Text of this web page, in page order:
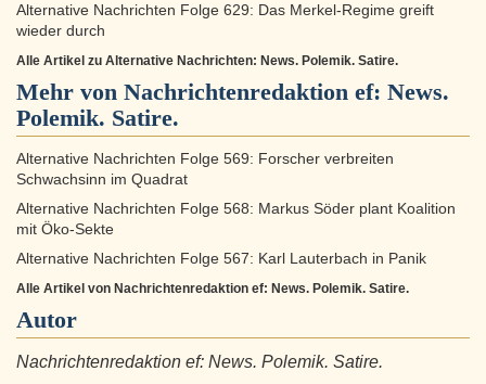
Alternative Nachrichten Folge 629: Das Merkel-Regime greift
wieder durch
Alle Artikel zu Alternative Nachrichten: News. Polemik. Satire.
Mehr von Nachrichtenredaktion ef: News.
Polemik. Satire.
Alternative Nachrichten Folge 569: Forscher verbreiten
Schwachsinn im Quadrat
Alternative Nachrichten Folge 568: Markus Söder plant Koalition
mit Öko-Sekte
Alternative Nachrichten Folge 567: Karl Lauterbach in Panik
Alle Artikel von Nachrichtenredaktion ef: News. Polemik. Satire.
Autor
Nachrichtenredaktion ef: News. Polemik. Satire.